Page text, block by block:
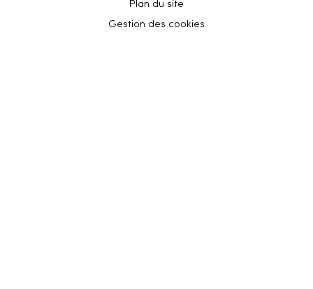
Plan du site
Gestion des cookies